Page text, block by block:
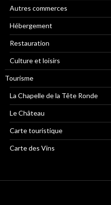
Autres commerces
Hébergement
Restauration
Culture et loisirs
Tourisme
La Chapelle de la Tête Ronde
Le Château
Carte touristique
Carte des Vins